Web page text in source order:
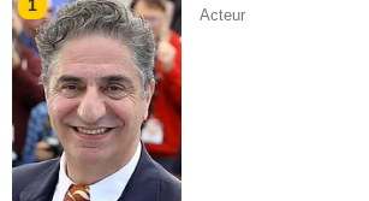
1
Acteur